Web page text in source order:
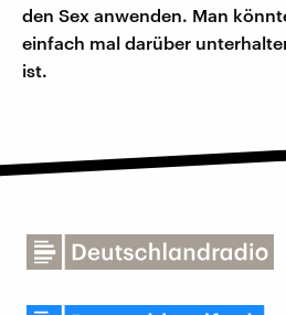
den Sex anwenden. Man
einfach mal darüber
ist.